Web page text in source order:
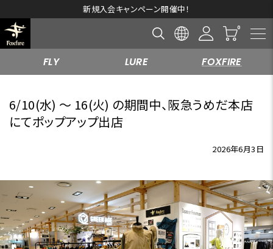
新規入会キャンペーン開催中！
FLY LURE FOXFIRE
6/10(水) ～ 16(火) の期間中、阪急うめだ本店
にてポップアップ出店
2026年6月3日